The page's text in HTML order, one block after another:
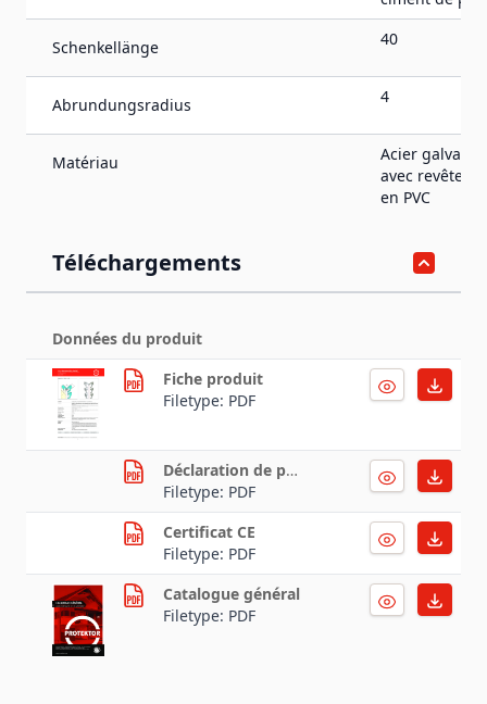
Schenkellänge 40
Abrundungsradius 4
Matériau
Acier
avec
en PVC
Téléchargements
Données du produit
Fiche produit
Filetype: PDF
Déclaration de performance
Filetype: PDF
Certificat CE
Filetype: PDF
Catalogue général
Filetype: PDF